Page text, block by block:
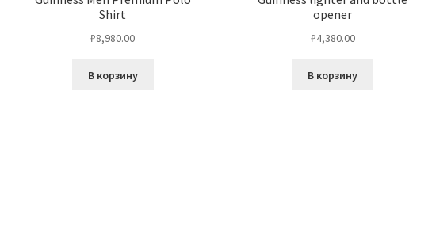
Shirt
₽8,980.00
В корзину
opener
₽4,380.00
В корзину